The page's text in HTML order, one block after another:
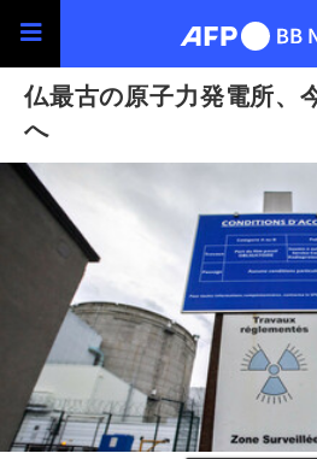
仏最古の原子力発電所、
へ